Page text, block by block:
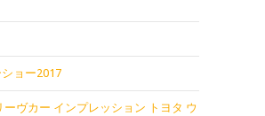
ョー2017
ーヴカー インプレッション トヨタ ウ